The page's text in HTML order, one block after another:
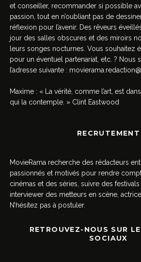
et conseiller, recommander si possible
passion, tout en n’oubliant pas de
réflexion pour l’avenir. Des rêveurs
jour des salles obscures et des miroirs
leurs songes nocturnes. Vous souhaitez
pour un éventuel partenariat, etc. ? Nous
l’adresse suivante :
Maxime : « La vérité, comme l’art, est
qui la contemple. » Clint Eastwood
RECRUTEMENT
MovieRama recherche des rédacteurs
passionnés et motivés pour rendre
cinémas et des séries, suivre des festivals
interviewer des metteurs en scène,
N’hésitez pas à postuler.
RETROUVEZ-NOUS SUR
SOCIAUX